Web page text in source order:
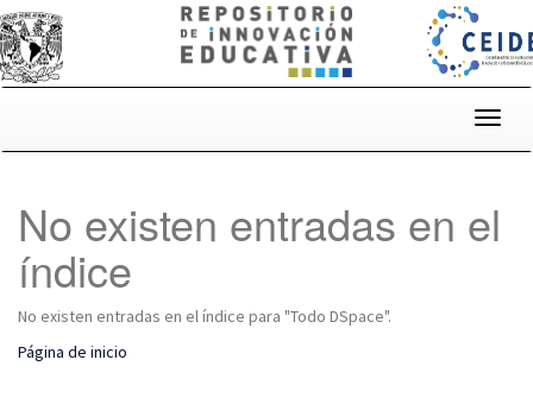
No existen entradas en el
índice
No existen entradas en el índice para "Todo DSpace".
Página de inicio